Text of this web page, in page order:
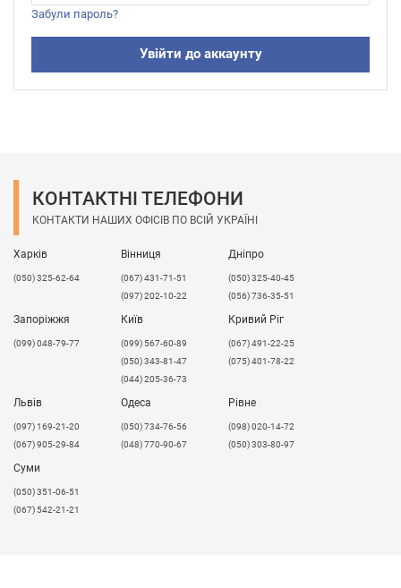
Забули пароль?
КОНТАКТНІ ТЕЛЕФОНИ
КОНТАКТИ НАШИХ ОФІСІВ ПО ВСІЙ УКРАЇНІ
Харків
(050) 325-62-64
Вінниця
(067) 431-71-51
(097) 202-10-22
Дніпро
(050) 325-40-45
(056) 736-35-51
Запоріжжя
(099) 048-79-77
Київ
(099) 567-60-89
(050) 343-81-47
(044) 205-36-73
Кривий Ріг
(067) 491-22-25
(075) 401-78-22
Львів
​(097) 169-21-20
(067) 905-29-84
Одеса
(050) 734-76-56
(048) 770-90-67
Рівне
(098) 020-14-72
(050) 303-80-97
Суми
(050) 351-06-51
(067) 542-21-21